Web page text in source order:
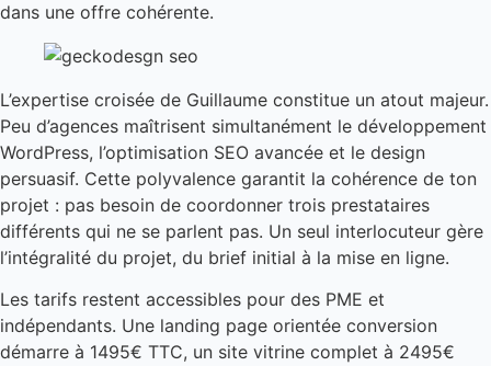
dans une offre cohérente.
L’expertise croisée de Guillaume constitue un atout majeur.
Peu d’agences maîtrisent simultanément le développement
WordPress, l’optimisation SEO avancée et le design
persuasif. Cette polyvalence garantit la cohérence de ton
projet : pas besoin de coordonner trois prestataires
différents qui ne se parlent pas. Un seul interlocuteur gère
l’intégralité du projet, du brief initial à la mise en ligne.
Les tarifs restent accessibles pour des PME et
indépendants. Une landing page orientée conversion
démarre à 1495€ TTC, un site vitrine complet à 2495€